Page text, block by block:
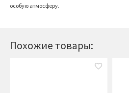
Похожие товары:
особую атмосферу.